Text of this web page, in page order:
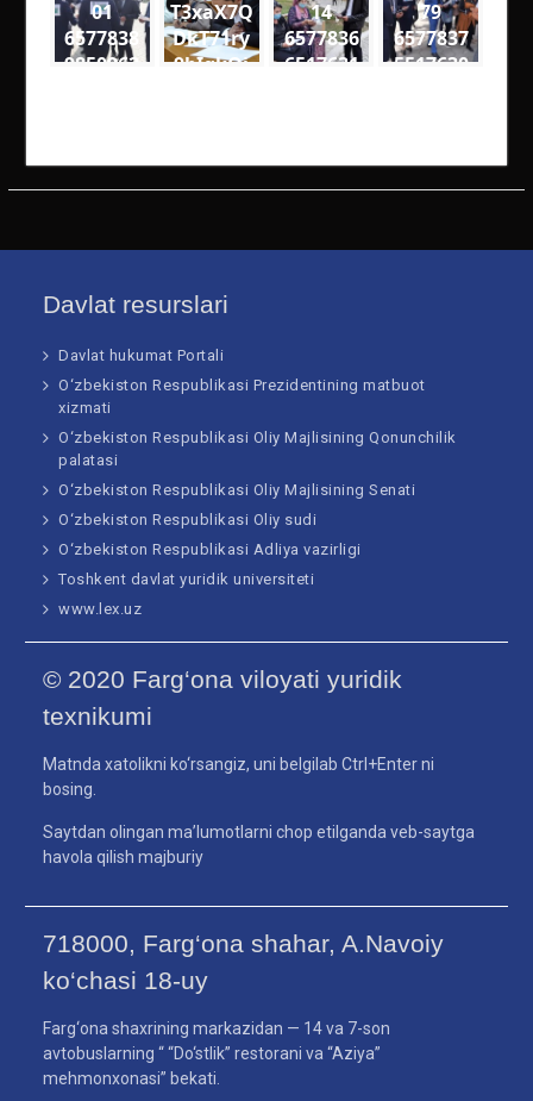
01
6577838
9850962
79184 n
T3xaX7Q
DkT71ry
9bIgkQj
14
6577836
6517631
73813 n
79
6577837
5517630
74281 n
Davlat resurslari
Davlat hukumat Portali
O‘zbekiston Respublikasi Prezidentining matbuot
xizmati
O‘zbekiston Respublikasi Oliy Majlisining Qonunchilik
palatasi
O‘zbekiston Respublikasi Oliy Majlisining Senati
O‘zbekiston Respublikasi Oliy sudi
O‘zbekiston Respublikasi Adliya vazirligi
Toshkent davlat yuridik universiteti
www.lex.uz
© 2020 Farg‘ona viloyati yuridik
texnikumi
Matnda xatolikni ko‘rsangiz, uni belgilab Ctrl+Enter ni
bosing.
Saytdan olingan ma’lumotlarni chop etilganda veb-saytga
havola qilish majburiy
718000, Farg‘ona shahar, A.Navoiy
ko‘chasi 18-uy
Farg‘ona shaxrining markazidan — 14 va 7-son
avtobuslarning “ “Do‘stlik” restorani va “Aziya”
mehmonxonasi” bekati.